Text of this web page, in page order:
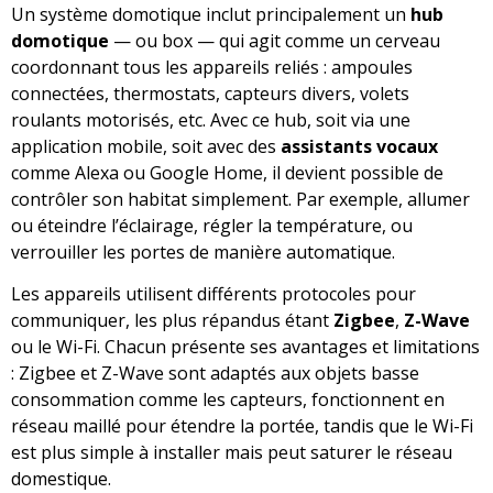
Un système domotique inclut principalement un hub
domotique — ou box — qui agit comme un cerveau
coordonnant tous les appareils reliés : ampoules
connectées, thermostats, capteurs divers, volets
roulants motorisés, etc. Avec ce hub, soit via une
application mobile, soit avec des assistants vocaux
comme Alexa ou Google Home, il devient possible de
contrôler son habitat simplement. Par exemple, allumer
ou éteindre l’éclairage, régler la température, ou
verrouiller les portes de manière automatique.
Les appareils utilisent différents protocoles pour
communiquer, les plus répandus étant Zigbee, Z-Wave
ou le Wi-Fi. Chacun présente ses avantages et limitations
: Zigbee et Z-Wave sont adaptés aux objets basse
consommation comme les capteurs, fonctionnent en
réseau maillé pour étendre la portée, tandis que le Wi-Fi
est plus simple à installer mais peut saturer le réseau
domestique.